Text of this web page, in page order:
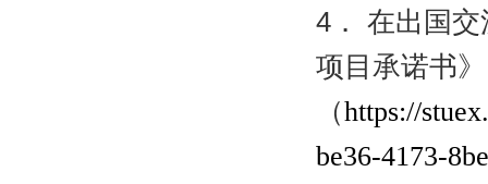
4 ．
在出国
项目承诺书》
（https://
be36-4173-